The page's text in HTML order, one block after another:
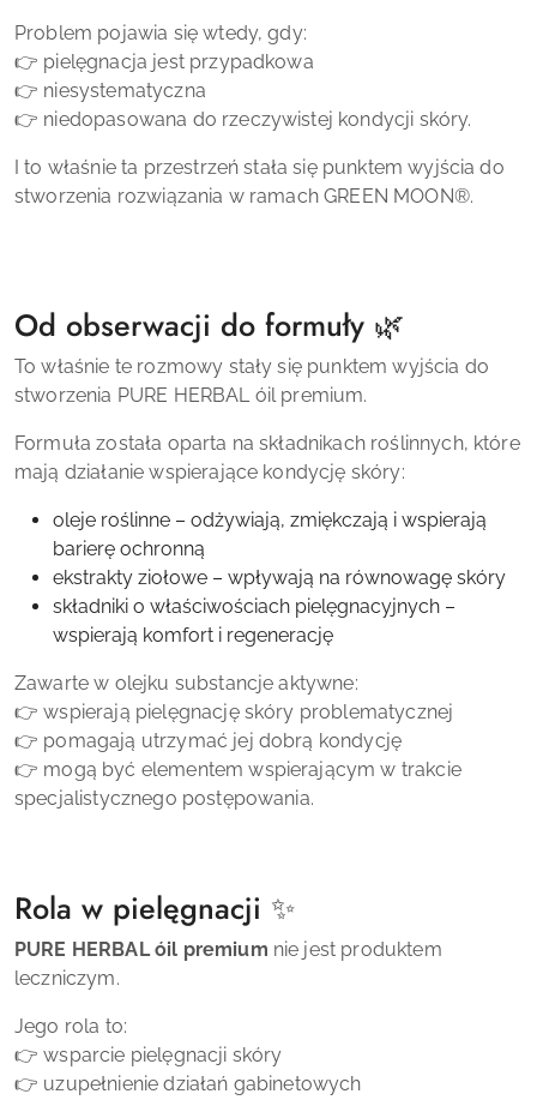
Problem pojawia się wtedy, gdy:
👉 pielęgnacja jest przypadkowa
👉 niesystematyczna
👉 niedopasowana do rzeczywistej kondycji skóry.
I to właśnie ta przestrzeń stała się punktem wyjścia do
stworzenia rozwiązania w ramach GREEN MOON®.
Od obserwacji do formuły 🌿
To właśnie te rozmowy stały się punktem wyjścia do
stworzenia PURE HERBAL óil premium.
Formuła została oparta na składnikach roślinnych, które
mają działanie wspierające kondycję skóry:
oleje roślinne – odżywiają, zmiękczają i wspierają
barierę ochronną
ekstrakty ziołowe – wpływają na równowagę skóry
składniki o właściwościach pielęgnacyjnych –
wspierają komfort i regenerację
Zawarte w olejku substancje aktywne:
👉 wspierają pielęgnację skóry problematycznej
👉 pomagają utrzymać jej dobrą kondycję
👉 mogą być elementem wspierającym w trakcie
specjalistycznego postępowania.
Rola w pielęgnacji ✨
PURE HERBAL óil premium nie jest produktem
leczniczym.
Jego rola to:
👉 wsparcie pielęgnacji skóry
👉 uzupełnienie działań gabinetowych